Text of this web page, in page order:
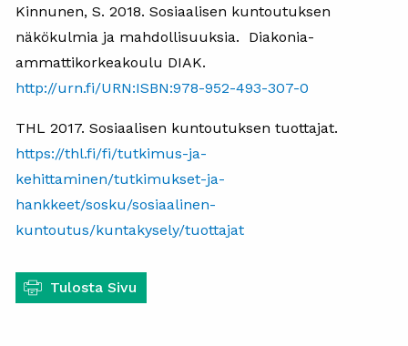
Kinnunen, S. 2018. Sosiaalisen kuntoutuksen
näkökulmia ja mahdollisuuksia. Diakonia-
ammattikorkeakoulu DIAK.
http://urn.fi/URN:ISBN:978-952-493-307-0
THL 2017. Sosiaalisen kuntoutuksen tuottajat.
https://thl.fi/fi/tutkimus-ja-
kehittaminen/tutkimukset-ja-
hankkeet/sosku/sosiaalinen-
kuntoutus/kuntakysely/tuottajat
Tulosta Sivu